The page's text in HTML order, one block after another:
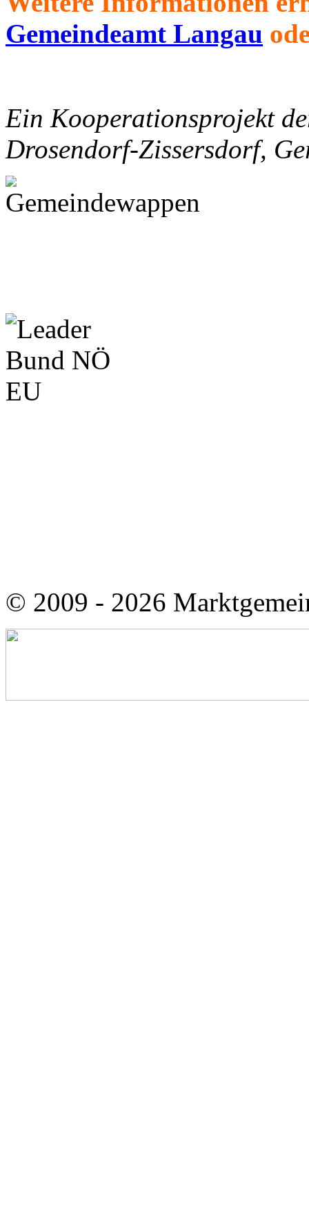
Gemeindeamt Langau
Ein Kooperationsprojekt
Drosendorf-Zissersdorf,
© 2009 - 2026